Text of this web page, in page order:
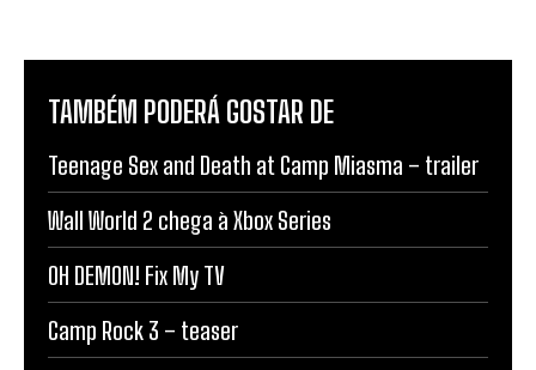
TAMBÉM PODERÁ GOSTAR DE
Teenage Sex and Death at Camp Miasma – trailer
Wall World 2 chega à Xbox Series
OH DEMON! Fix My TV
Camp Rock 3 – teaser